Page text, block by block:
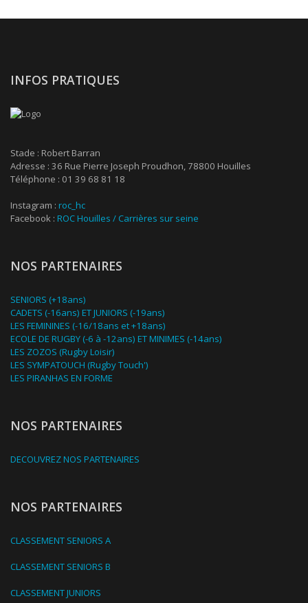
INFOS PRATIQUES
Stade : Robert Barran
Adresse : 36 Rue Pierre Joseph Proudhon, 78800 Houilles
Téléphone : 01 39 68 81 18
Instagram : roc_hc
Facebook : ROC Houilles / Carrières sur seine
NOS PARTENAIRES
SENIORS (+18ans)
CADETS (-16ans) ET JUNIORS (-19ans)
LES FEMININES (-16/18ans et +18ans)
ECOLE DE RUGBY (-6 à -12ans) ET MINIMES (-14ans)
LES ZOZOS (Rugby Loisir)
LES SYMPATOUCH (Rugby Touch')
LES PIRANHAS EN FORME
NOS PARTENAIRES
DECOUVREZ NOS PARTENAIRES
NOS PARTENAIRES
CLASSEMENT SENIORS A
CLASSEMENT SENIORS B
CLASSEMENT JUNIORS